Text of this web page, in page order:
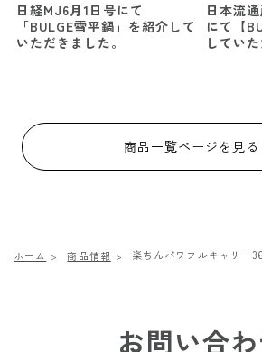
日経MJ6月1日号にて
「BULGE雪平鍋」を紹介して
いただきました。
日本流
にて【
してい
商品一覧ページを見る
ホーム 商品情報 楽ちんパワフルキャリー
お問い合